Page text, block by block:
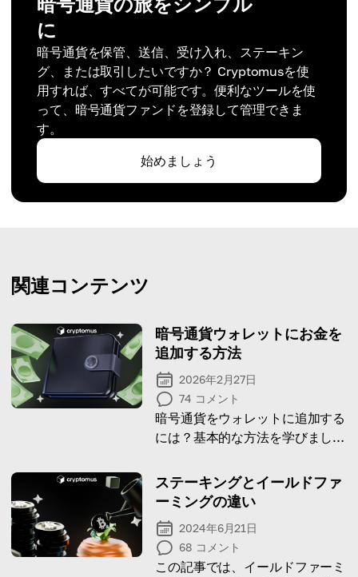
に
暗号通貨を保管、送信、受け入れ、ステーキン
グ、または取引したいですか？ Cryptomusを使
用すれば、すべてが可能です。便利なツールを使
って、暗号通貨ファンドを登録して管理できま
す。
始めましょう
関連コンテンツ
暗号通貨ウォレットにお金を
追加する方法
2026年2月27日
74 コメント
暗号通貨をウォレットに追加する
には？基本的な方法を学びましょ
ステーキングとイールドファ
ーミングの違い
2024年6月21日
68 コメント
この記事では、イールドファーミ